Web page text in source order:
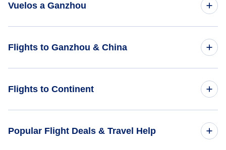
Vuelos a Ganzhou
Vuelos de San Jose a Ganzhou - SJO a KOW
Flights to Ganzhou & China
Flights to Continent
Popular Flight Deals & Travel Help